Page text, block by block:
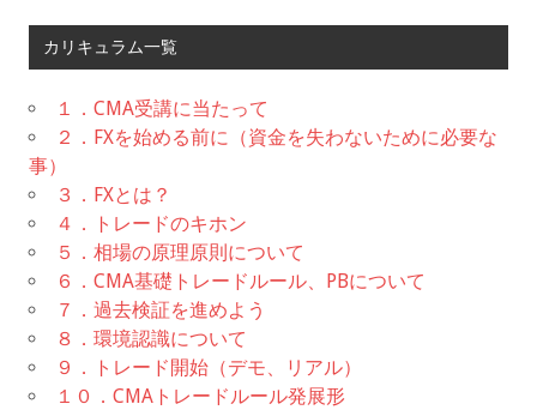
カリキュラム一覧
１．CMA受講に当たって
２．FXを始める前に（資金を失わないために必要な
事）
３．FXとは？
４．トレードのキホン
５．相場の原理原則について
６．CMA基礎トレードルール、PBについて
７．過去検証を進めよう
８．環境認識について
９．トレード開始（デモ、リアル）
１０．CMAトレードルール発展形